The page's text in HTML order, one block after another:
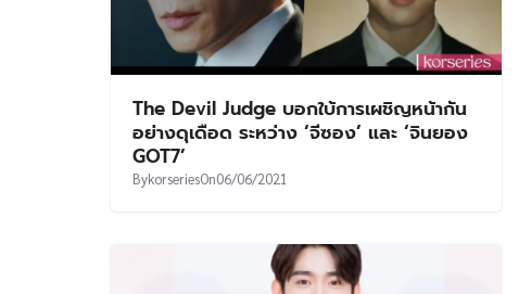
The Devil Judge บอกใบ้การเผชิญหน้ากัน
อย่างดุเดือด ระหว่าง ‘จีซอง’ และ ‘จินยอง
GOT7’
BykorseriesOn06/06/2021